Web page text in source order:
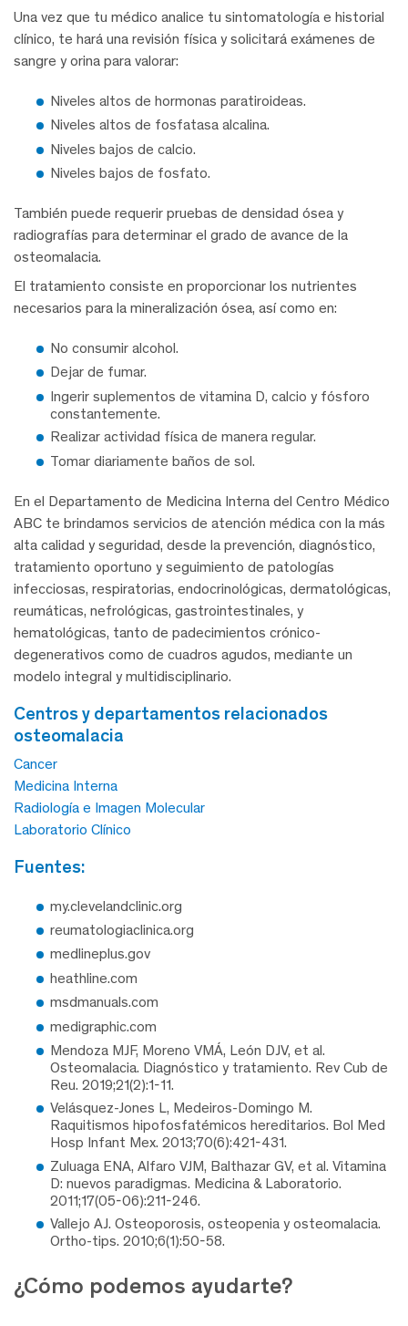
Una vez que tu médico analice tu sintomatología e historial
clínico, te hará una revisión física y solicitará exámenes de
sangre y orina para valorar:
Niveles altos de hormonas paratiroideas.
Niveles altos de fosfatasa alcalina.
Niveles bajos de calcio.
Niveles bajos de fosfato.
También puede requerir pruebas de densidad ósea y
radiografías para determinar el grado de avance de la
osteomalacia.
El tratamiento consiste en proporcionar los nutrientes
necesarios para la mineralización ósea, así como en:
No consumir alcohol.
Dejar de fumar.
Ingerir suplementos de vitamina D, calcio y fósforo
constantemente.
Realizar actividad física de manera regular.
Tomar diariamente baños de sol.
En el Departamento de Medicina Interna del Centro Médico
ABC te brindamos servicios de atención médica con la más
alta calidad y seguridad, desde la prevención, diagnóstico,
tratamiento oportuno y seguimiento de patologías
infecciosas, respiratorias, endocrinológicas, dermatológicas,
reumáticas, nefrológicas, gastrointestinales, y
hematológicas, tanto de padecimientos crónico-
degenerativos como de cuadros agudos, mediante un
modelo integral y multidisciplinario.
centros y departamentos relacionados
osteomalacia
Cancer
Medicina Interna
Radiología e Imagen Molecular
Laboratorio Clínico
fuentes:
my.clevelandclinic.org
reumatologiaclinica.org
medlineplus.gov
heathline.com
msdmanuals.com
medigraphic.com
Mendoza MJF, Moreno VMÁ, León DJV, et al.
Osteomalacia. Diagnóstico y tratamiento. Rev Cub de
Reu. 2019;21(2):1-11.
Velásquez-Jones L, Medeiros-Domingo M.
Raquitismos hipofosfatémicos hereditarios. Bol Med
Hosp Infant Mex. 2013;70(6):421-431.
Zuluaga ENA, Alfaro VJM, Balthazar GV, et al. Vitamina
D: nuevos paradigmas. Medicina & Laboratorio.
2011;17(05-06):211-246.
Vallejo AJ. Osteoporosis, osteopenia y osteomalacia.
Ortho-tips. 2010;6(1):50-58.
¿Cómo podemos ayudarte?